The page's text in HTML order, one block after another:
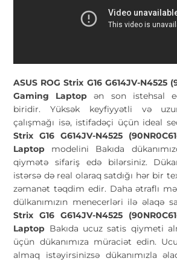
ASUS ROG Strix G16 G614JV-N4525
Gaming Laptopən son istehsal
biridir. Yüksək keyfiyyətli və
çalışmağı isə, istifadəçi üçün ideal
Strix G16 G614JV-N4525
Laptop modelini Bakıda
qiymətə sifariş edə bilərsiniz.
istərsə də real olaraq satdığı hər bir
zəmanət təqdim edir. Daha ətraflı
dülkanımızın menecerləri ilə əlaqə
Strix G16 G614JV-N4525
Laptop Bakıda ucuz satis qiymeti
üçün dükanımıza müraciət edin.
almaq istəyirsinizsə dükanımızla